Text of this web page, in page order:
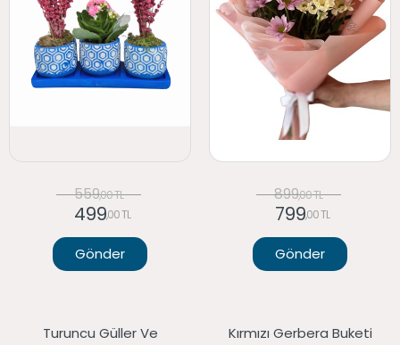
559,00 TL
499,00 TL
Gönder
899,00 TL
799,00 TL
Gönder
Turuncu Güller Ve
Kırmızı Gerbera Buketi